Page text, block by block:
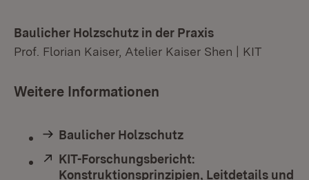
Baulicher Holzschutz in der Praxis
Prof. Florian Kaiser, Atelier Kaiser Shen | KIT
Weitere Informationen
Baulicher Holzschutz
Extern:
KIT-Forschungsbericht:
Konstruktionsprinzipien, Leitdetails und